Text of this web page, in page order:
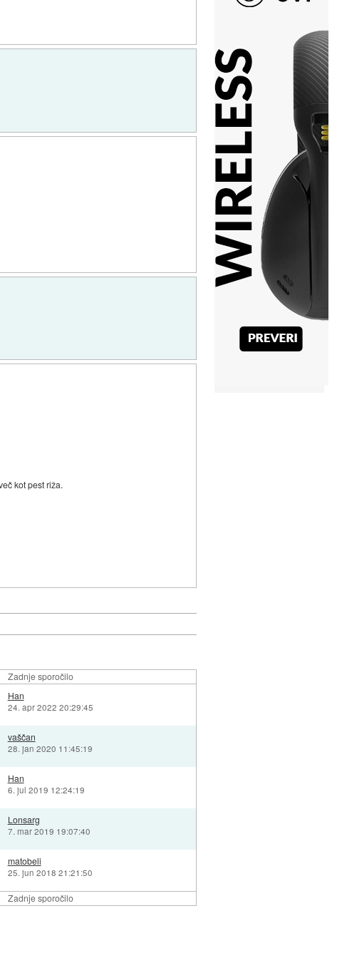
kot pest riža.
Zadnje sporočilo
Zadnje sporočilo
Han
24. apr 2022 20:29:45
vaščan
28. jan 2020 11:45:19
Han
6. jul 2019 12:24:19
Lonsarg
7. mar 2019 19:07:40
matobeli
25. jun 2018 21:21:50